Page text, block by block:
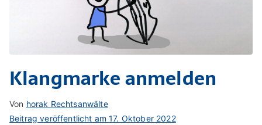
Klangmarke anmelden
Von horak Rechtsanwälte
Beitrag veröffentlicht am17. Oktober 2022